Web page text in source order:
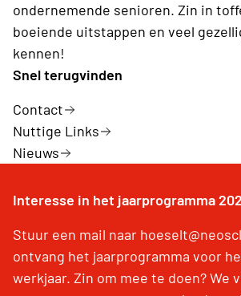
ondernemende senioren. Zin in
boeiende uitstappen en veel
kennen!
Snel terugvinden
Contact
Nuttige Links
Nieuws
Interesse in het jaarprogramma
Stuur een mail naar
ontvang het jaarprogramma voor
werkjaar. Zin om mee te doen? We